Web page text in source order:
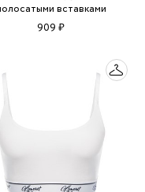
вставками
909 ₽